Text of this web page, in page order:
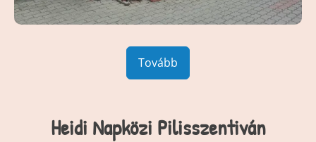
Tovább
Heidi Napközi Pilisszentiván